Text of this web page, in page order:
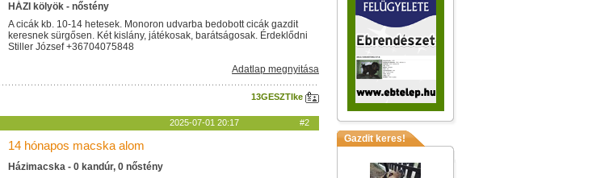
HÁZI kölyök - nőstény
A cicák kb. 10-14 hetesek. Monoron udvarba bedobott cicák gazdit
keresnek sürgősen. Két kislány, játékosak, barátságosak. Érdeklődni
Stiller József +36704075848
Adatlap megnyitása
13GESZTIke
2025-07-01 20:17 #2
14 hónapos macska alom
Házimacska - 0 kandúr, 0 nőstény
Gazdit keres!